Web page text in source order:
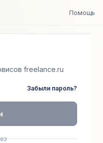
Помощь
freelance.ru
Забыли пароль?